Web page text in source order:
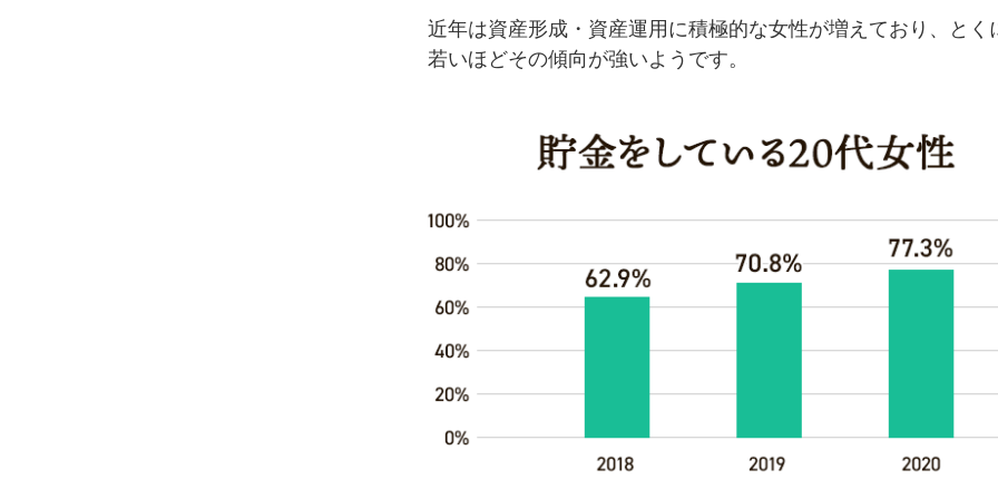
近年は資産形成・資産運用に積極的な女性が増えており、とく
若いほどその傾向が強いようです。